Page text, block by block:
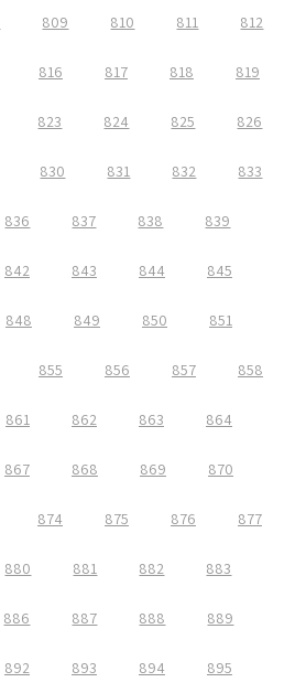
809 810 811 812
816 817 818 819
823 824 825 826
830 831 832 833
836 837 838 839
842 843 844 845
848 849 850 851
855 856 857 858
861 862 863 864
867 868 869 870
874 875 876 877
880 881 882 883
886 887 888 889
892 893 894 895